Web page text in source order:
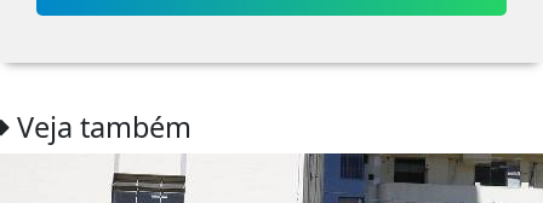
Veja também